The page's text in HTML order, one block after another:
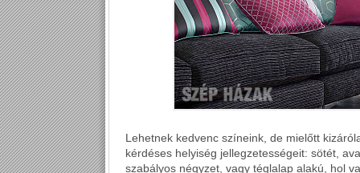
Lehetnek kedvenc színeink, de mielőtt
kérdéses helyiség jellegzetességeit: sötét,
szabályos négyzet, vagy téglalap alakú, hol